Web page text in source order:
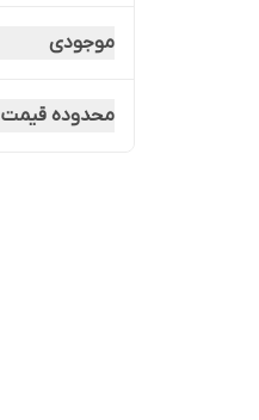
موجودی
محدوده قیمت